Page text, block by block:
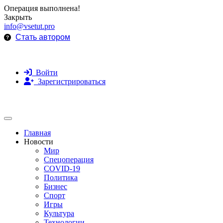
Операция выполнена!
Закрыть
info@vsetut.pro
Стать автором
Войти
Зарегистрироваться
Toggle navigation
Главная
Новости
Мир
Спецоперация
COVID-19
Политика
Бизнес
Спорт
Игры
Культура